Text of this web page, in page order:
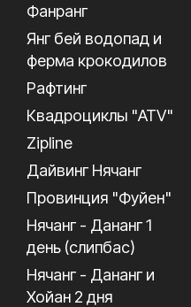
Фанранг
Янг бей водопад и
ферма крокодилов
Рафтинг
Квадроциклы "ATV"
Zipline
Дайвинг Нячанг
Провинция "Фуйен"
Нячанг - Дананг 1
день (слипбас)
Нячанг - Дананг и
Хойан 2 дня